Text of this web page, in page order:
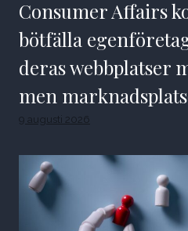
Consumer Affairs
bötfälla
deras webbplatser
men
9 augusti 2026